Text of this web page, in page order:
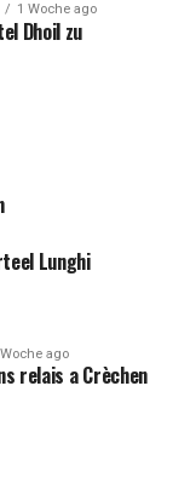
1 Woche ago
Dhoil zu
Lunghi
ago
relais a Crèchen